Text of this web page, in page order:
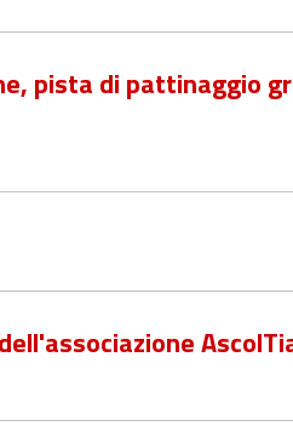
pista di pattinaggio